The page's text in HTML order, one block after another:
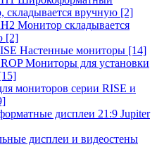
складывается вручную [2]
Монитор складывается
[2]
Настенные мониторы [14]
Мониторы для установки
мониторов серии RISE и
дисплеи 21:9 Jupiter
дисплеи и видеостены